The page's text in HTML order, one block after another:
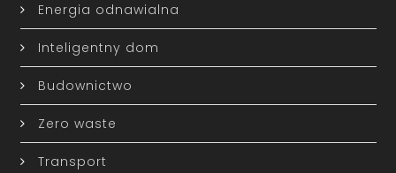
Energia odnawialna
Inteligentny dom
Budownictwo
Zero waste
Transport